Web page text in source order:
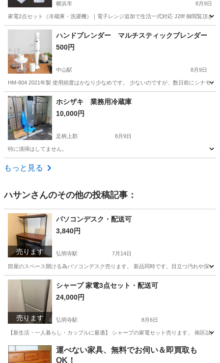
横浜市 8月9日
家電2点セット（冷蔵庫・洗濯機）｜電子レンジ追加で生活一式対応 J28f 御閲覧頂き
神奈川 横浜市 キッチン家電
ハンドブレンダー マルチスティックブレンダー
500円
中山駅 8月9日
HM-804 2021年製 使用頻度はかなり少なめです。 少ないのですが、数日前にシナモ
神奈川 横浜市 中山駅 キッチン家電
マルチスティックブレンダー
ホシザキ 業務用冷蔵庫
10,000円
足柄上郡 8月9日
特に清掃はしてません。
神奈川 足柄上郡
もっと見る
ハサンさんのその他の投稿記事：
売ります
パソコンデスク・配送可
3,840円
弘明寺駅 7月14日
部屋のスペース開ける為パソコンデスク売ります。 新品同時です。目立つ汚れや深
神奈川 横浜市 弘明寺駅 テーブル
売ります
シャープ 家電3点セット・配送可
24,000円
弘明寺駅 8月6日
【新生活・一人暮らし・カップルに最適】 シャープの家電セット売ります。 南区以
神奈川 横浜市 弘明寺駅 キッチン家電
運べない家具、無料でお伺い＆即買取も
OK！